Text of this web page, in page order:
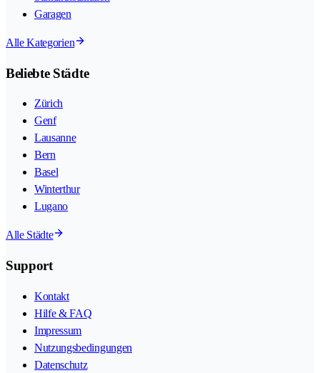
Garagen
Alle Kategorien
Beliebte Städte
Zürich
Genf
Lausanne
Bern
Basel
Winterthur
Lugano
Alle Städte
Support
Kontakt
Hilfe & FAQ
Impressum
Nutzungsbedingungen
Datenschutz